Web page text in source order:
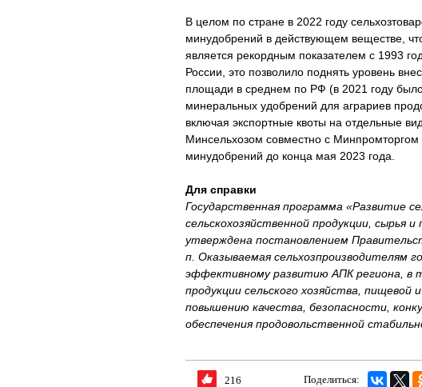
В целом по стране в 2022 году
минудобрений в действующем веществе,
является рекордным показателем с 1993
России, это позволило поднять уровень
площади в среднем по РФ (в 2021 году
минеральных удобрений для аграриев
включая экспортные квоты на отдельные
Минсельхозом совместно с Минпромторгом
минудобрений до конца мая 2023 года.
Для справки
Государственная программа «Развитие
сельскохозяйственной продукции, сырья
утверждена постановлением
п. Оказываемая сельхозпроизводителям
эффективному развитию АПК региона, в
продукции сельского хозяйства,
повышению качества, безопасности,
обеспечения продовольственной
216 Поделиться: